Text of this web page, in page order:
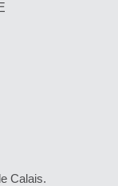
Calais.